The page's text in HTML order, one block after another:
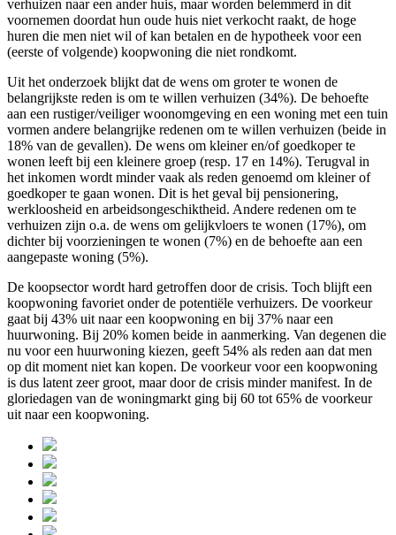
verhuizen naar een ander huis, maar worden belemmerd in dit
voornemen doordat hun oude huis niet verkocht raakt, de hoge
huren die men niet wil of kan betalen en de hypotheek voor een
(eerste of volgende) koopwoning die niet rondkomt.
Uit het onderzoek blijkt dat de wens om groter te wonen de
belangrijkste reden is om te willen verhuizen (34%). De behoefte
aan een rustiger/veiliger woonomgeving en een woning met een tuin
vormen andere belangrijke redenen om te willen verhuizen (beide in
18% van de gevallen). De wens om kleiner en/of goedkoper te
wonen leeft bij een kleinere groep (resp. 17 en 14%). Terugval in
het inkomen wordt minder vaak als reden genoemd om kleiner of
goedkoper te gaan wonen. Dit is het geval bij pensionering,
werkloosheid en arbeidsongeschiktheid. Andere redenen om te
verhuizen zijn o.a. de wens om gelijkvloers te wonen (17%), om
dichter bij voorzieningen te wonen (7%) en de behoefte aan een
aangepaste woning (5%).
De koopsector wordt hard getroffen door de crisis. Toch blijft een
koopwoning favoriet onder de potentiële verhuizers. De voorkeur
gaat bij 43% uit naar een koopwoning en bij 37% naar een
huurwoning. Bij 20% komen beide in aanmerking. Van degenen die
nu voor een huurwoning kiezen, geeft 54% als reden aan dat men
op dit moment niet kan kopen. De voorkeur voor een koopwoning
is dus latent zeer groot, maar door de crisis minder manifest. In de
gloriedagen van de woningmarkt ging bij 60 tot 65% de voorkeur
uit naar een koopwoning.